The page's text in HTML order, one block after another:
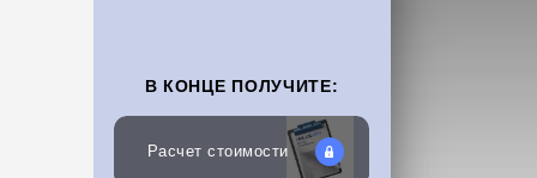
В КОНЦЕ ПОЛУЧИТЕ:
Расчет стоимости